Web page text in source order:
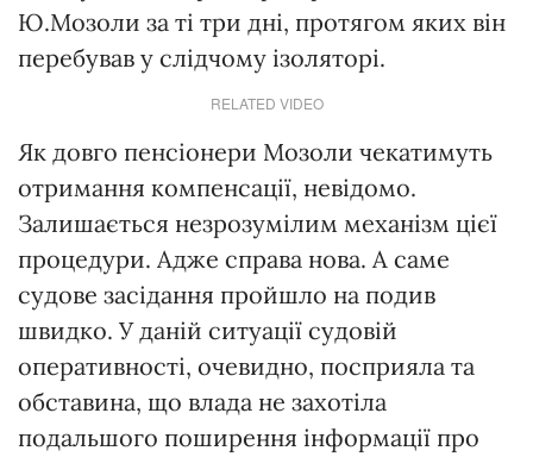
Ю.Мозоли за ті три дні, протягом яких він
перебував у слідчому ізоляторі.
RELATED VIDEO
Як довго пенсіонери Мозоли чекатимуть
отримання компенсації, невідомо.
Залишається незрозумілим механізм цієї
процедури. Адже справа нова. А саме
судове засідання пройшло на подив
швидко. У даній ситуації судовій
оперативності, очевидно, посприяла та
обставина, що влада не захотіла
подальшого поширення інформації про